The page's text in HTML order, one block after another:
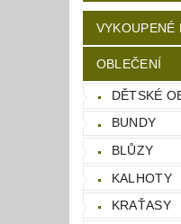
KONTAKTY
VYKOUPENÉ
OBLEČENÍ
DĚTSKÉ
BUNDY
BLŮZY
KALHOTY
KRAŤASY